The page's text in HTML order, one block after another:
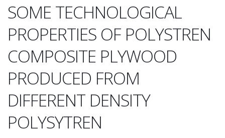
SOME TECHNOLOGICAL
PROPERTIES OF POLYSTREN
COMPOSITE PLYWOOD
PRODUCED FROM
DIFFERENT DENSITY
POLYSYTREN